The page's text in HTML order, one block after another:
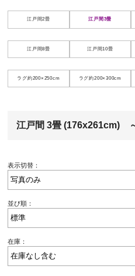
江戸間2畳 江戸間3畳
江戸間8畳 江戸間10畳
ラグ約200×250cm ラグ約200×300cm
江戸間 3畳 (176x261cm)
表示切替：
並び順：
在庫：